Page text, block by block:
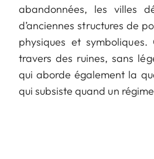
abandonnées, les villes
d’anciennes structures de
physiques et symboliques.
travers des ruines, sans
qui aborde également la
qui subsiste quand un